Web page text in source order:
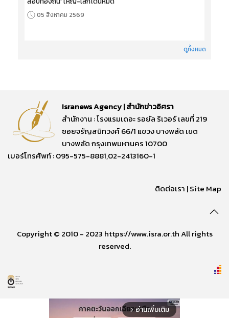
05 สิงหาคม 2569
ดูทั้งหมด
Isranews Agency | สำนักข่าวอิศรา
สำนักงาน : โรงแรมเดอะ รอยัล ริเวอร์ เลขที่ 219
ซอยจรัญสนิทวงศ์ 66/1 แขวง บางพลัด เขต
บางพลัด กรุงเทพมหานคร 10700
เบอร์โทรศัพท์ : 095-575-8881,02-2413160-1
ติดต่อเรา |Site Map
Copyright © 2010 - 2023 https://www.isra.or.th All rights
reserved.
arrow_forward_ios อ่านเพิ่มเติม